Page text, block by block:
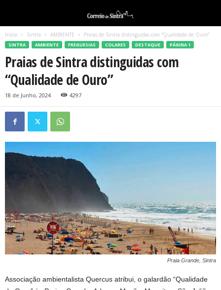
Início Sintra AMBIENTE Praias de Sintra distinguidas com “Qualidade de Ouro”
SINTRA AMBIENTE FREGUESIAS COLARES DESTAQUE PÁGINA 1
Praias de Sintra distinguidas com
“Qualidade de Ouro”
18 de Junho, 2024 4297
Praia Grande, Sintra
Associação ambientalista Quercus atribui, o galardão “Qualidade